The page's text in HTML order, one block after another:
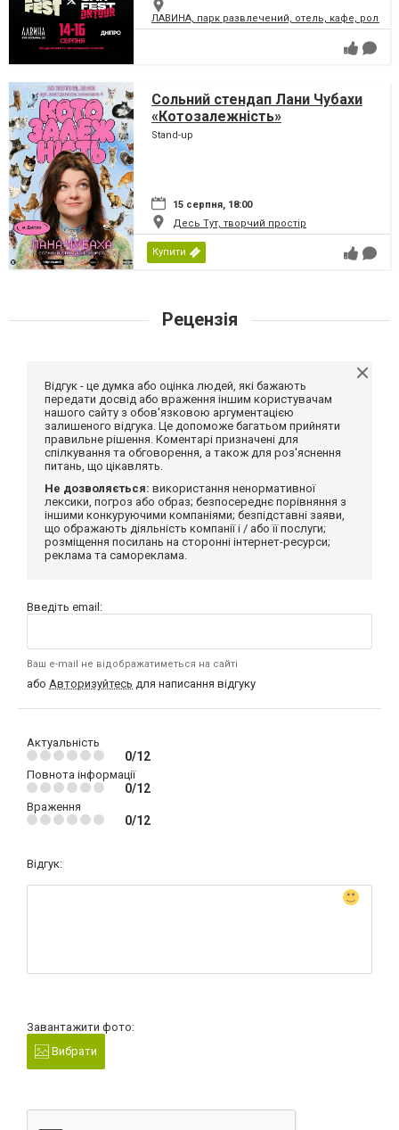
ЛАВИНА, парк развлечений, отель, кафе,
Сольний стендап Лани Чубахи
«Котозалежність»
Stand-up
15 серпня, 18:00
Десь Тут, творчий простір
Купити
Рецензія
Відгук - це думка або оцінка людей, які бажають
передати досвід або враження іншим користувачам
нашого сайту з обов'язковою аргументацією
залишеного відгука. Це допоможе багатьом прийняти
правильне рішення. Коментарі призначені для
спілкування та обговорення, а також для роз'яснення
питань, що цікавлять.
Не дозволяється: використання ненормативної
лексики, погроз або образ; безпосереднє порівняння з
іншими конкуруючими компаніями; безпідставні заяви,
що ображають діяльність компанії і / або її послуги;
розміщення посилань на сторонні інтернет-ресурси;
реклама та самореклама.
Введіть email:
Ваш e-mail не відображатиметься на сайті
або Авторизуйтесь для написання відгуку
Актуальність
0/12
Повнота інформації
0/12
Враження
0/12
Відгук:
Завантажити фото:
Вибрати